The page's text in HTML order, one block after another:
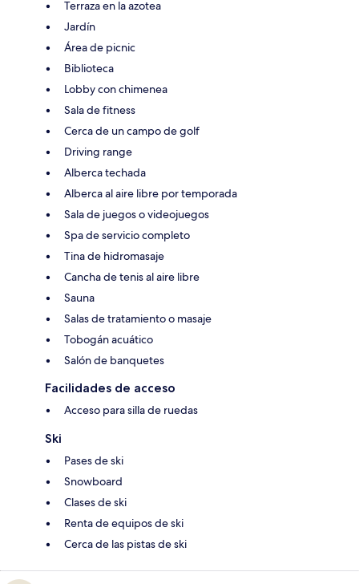
Terraza en la azotea
Jardín
Área de picnic
Biblioteca
Lobby con chimenea
Sala de fitness
Cerca de un campo de golf
Driving range
Alberca techada
Alberca al aire libre por temporada
Sala de juegos o videojuegos
Spa de servicio completo
Tina de hidromasaje
Cancha de tenis al aire libre
Sauna
Salas de tratamiento o masaje
Tobogán acuático
Salón de banquetes
Facilidades de acceso
Acceso para silla de ruedas
Ski
Pases de ski
Snowboard
Clases de ski
Renta de equipos de ski
Cerca de las pistas de ski